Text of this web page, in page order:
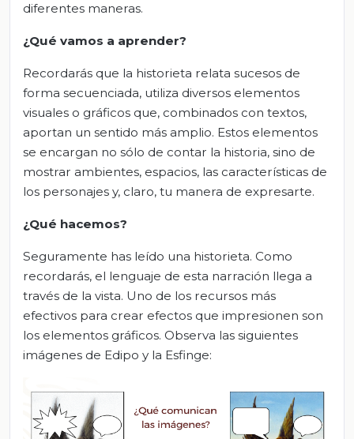
diferentes maneras.
¿Qué vamos a aprender?
Recordarás que la historieta relata sucesos de
forma secuenciada, utiliza diversos elementos
visuales o gráficos que, combinados con textos,
aportan un sentido más amplio. Estos elementos
se encargan no sólo de contar la historia, sino de
mostrar ambientes, espacios, las características de
los personajes y, claro, tu manera de expresarte.
¿Qué hacemos?
Seguramente has leído una historieta. Como
recordarás, el lenguaje de esta narración llega a
través de la vista. Uno de los recursos más
efectivos para crear efectos que impresionen son
los elementos gráficos. Observa las siguientes
imágenes de Edipo y la Esfinge: